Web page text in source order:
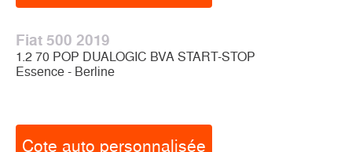
Fiat 500 2019
1.2 70 POP DUALOGIC BVA START-STOP
Essence - Berline
Cote auto personnalisée